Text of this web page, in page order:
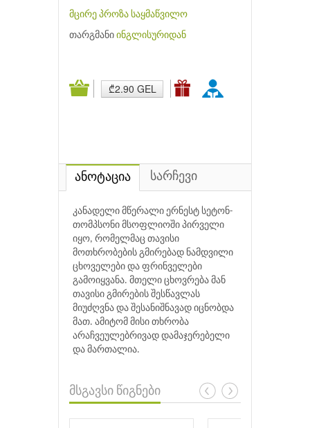
მცირე პროზა საყმაწვილო
თარგმანი ინგლისურიდან
₾2.90 GEL
ანოტაცია სარჩევი
კანადელი მწერალი ერნესტ სეტონ-
თომპსონი მსოფლიოში პირველი
იყო, რომელმაც თავისი
მოთხრობების გმირებად ნამდვილი
ცხოველები და ფრინველები
გამოიყვანა. მთელი ცხოვრება მან
თავისი გმირების შესწავლას
მიუძღვნა და შესანიშნავად იცნობდა
მათ. ამიტომ მისი თხრობა
არაჩვეულებრივად დამაჯერებელი
და მართალია.
მსგავსი წიგნები